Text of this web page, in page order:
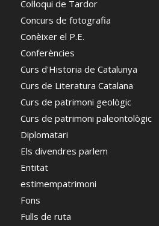
Col·loqui de Tardor
Concurs de fotografia
Conèixer el P.E.
Conferències
Curs d'Historia de Catalunya
Curs de Literatura Catalana
Curs de patrimoni geològic
Curs de patrimoni paleontològic
Diplomatari
Els divendres parlem
Entitat
estimempatrimoni
Fons
Fulls de ruta